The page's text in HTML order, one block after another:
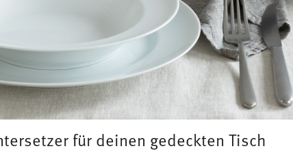
für deinen gedeckten Tisch